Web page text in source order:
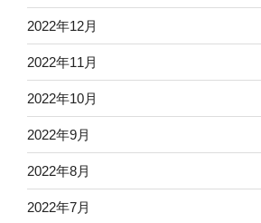
2022年12月
2022年11月
2022年10月
2022年9月
2022年8月
2022年7月